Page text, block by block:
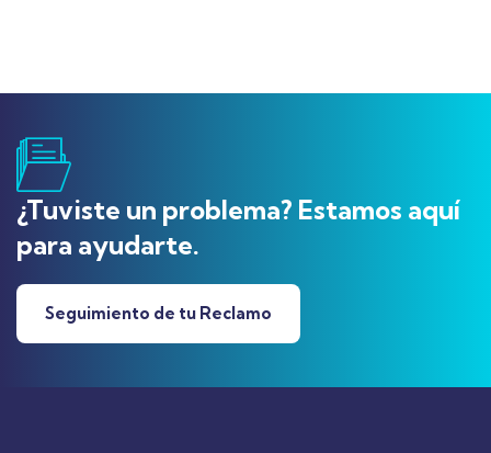
¿Tuviste un problema? Estamos aquí
para ayudarte.
Seguimiento de tu Reclamo